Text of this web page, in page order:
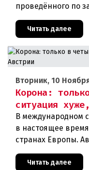
проведённого по
соцопроса. В
процентов
Читать далее
Вторник, 10
Корона:
ситуация
В международном
в настоящее
странах Европы.
образцовых стран
короны, но сейчас
Читать далее